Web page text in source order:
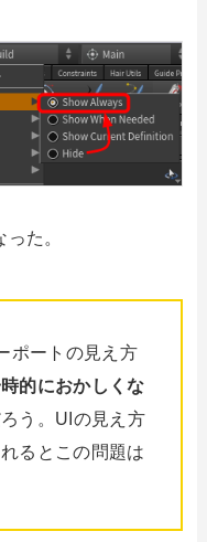
た。
ポートの見え方
的におかしくな
う。UIの見え方
るとこの問題は